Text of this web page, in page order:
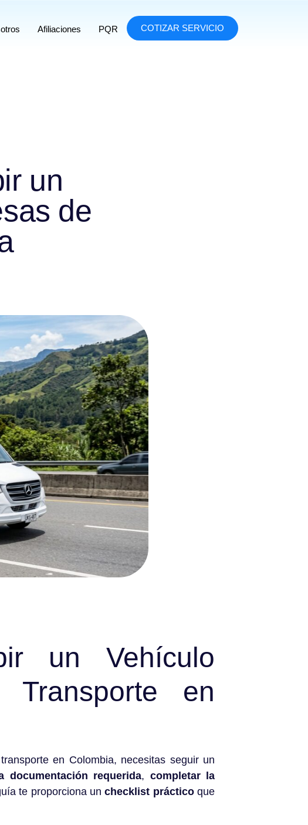
Afiliaciones PQR COTIZAR SERVICIO
un
de
un Vehículo
en
en Colombia, necesitas seguir un
documentación requerida, completar la
te proporciona unchecklist prácticoque